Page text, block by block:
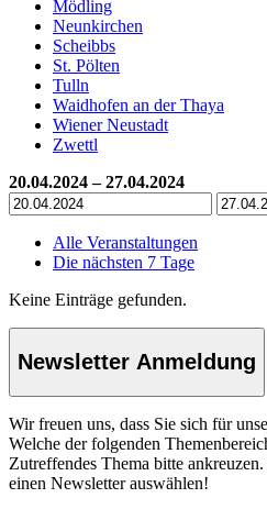
Mödling
Neunkirchen
Scheibbs
St. Pölten
Tulln
Waidhofen an der Thaya
Wiener Neustadt
Zwettl
20.04.2024 – 27.04.2024
Alle Veranstaltungen
Die nächsten 7 Tage
Keine Einträge gefunden.
Newsletter Anmeldung
Wir freuen uns, dass Sie sich für
Welche der folgenden
Zutreffendes Thema bitte
einen Newsletter auswählen!